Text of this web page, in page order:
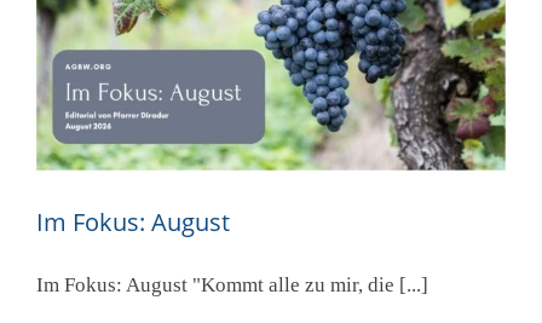
Im Fokus: August
Im Fokus: August "Kommt alle zu mir, die [...]